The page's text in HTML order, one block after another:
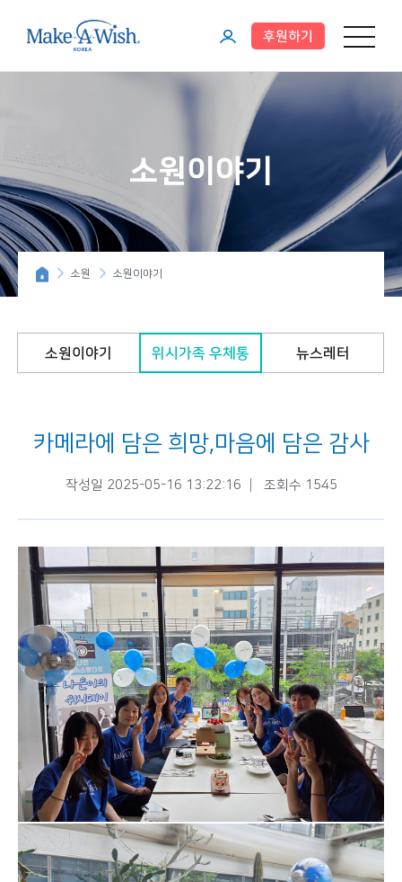
메뉴 열기
이
이
후원하기
소원이야기
소원 소원이야기
소원이야기 위시가족 우체통 뉴스레터
카메라에 담은 희망,마음에 담은 감사
작성일 2025-05-16 13:22:16 조회수 1545